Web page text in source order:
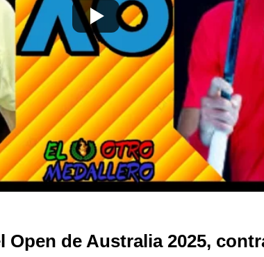
Open de Australia 2025,